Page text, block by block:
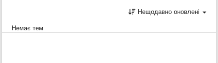
Нещодавно оновлені
Немає тем